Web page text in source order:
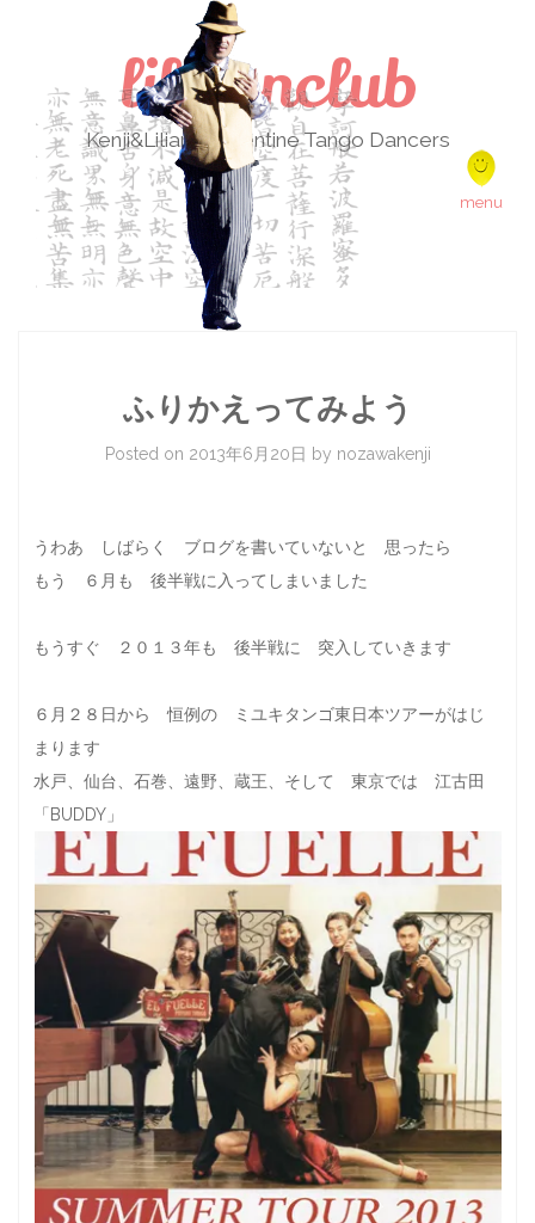
lilikenclub
Kenji&Liliana Argentine Tango Dancers
Skip to content
ふりかえってみよう
Posted on 2013年6月20日 by nozawakenji
うわあ しばらく ブログを書いていないと 思ったら
もう ６月も 後半戦に入ってしまいました
もうすぐ ２０１３年も 後半戦に 突入していきます
６月２８日から 恒例の ミユキタンゴ東日本ツアーがはじ
まります
水戸、仙台、石巻、遠野、蔵王、そして 東京では 江古田
「BUDDY」
menu